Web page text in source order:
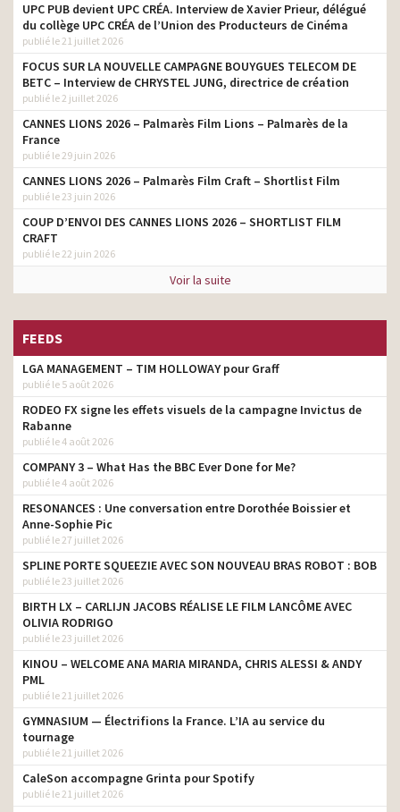
UPC PUB devient UPC CRÉA. Interview de Xavier Prieur, délégué
du collège UPC CRÉA de l’Union des Producteurs de Cinéma
publié le 21 juillet 2026
FOCUS SUR LA NOUVELLE CAMPAGNE BOUYGUES TELECOM DE
BETC – Interview de CHRYSTEL JUNG, directrice de création
publié le 2 juillet 2026
CANNES LIONS 2026 – Palmarès Film Lions – Palmarès de la
France
publié le 29 juin 2026
CANNES LIONS 2026 – Palmarès Film Craft – Shortlist Film
publié le 23 juin 2026
COUP D’ENVOI DES CANNES LIONS 2026 – SHORTLIST FILM
CRAFT
publié le 22 juin 2026
Voir la suite
FEEDS
LGA MANAGEMENT – TIM HOLLOWAY pour Graff
publié le 5 août 2026
RODEO FX signe les effets visuels de la campagne Invictus de
Rabanne
publié le 4 août 2026
COMPANY 3 – What Has the BBC Ever Done for Me?
publié le 4 août 2026
RESONANCES : Une conversation entre Dorothée Boissier et
Anne-Sophie Pic
publié le 27 juillet 2026
SPLINE PORTE SQUEEZIE AVEC SON NOUVEAU BRAS ROBOT : BOB
publié le 23 juillet 2026
BIRTH LX – CARLIJN JACOBS RÉALISE LE FILM LANCÔME AVEC
OLIVIA RODRIGO
publié le 23 juillet 2026
KINOU – WELCOME ANA MARIA MIRANDA, CHRIS ALESSI & ANDY
PML
publié le 21 juillet 2026
GYMNASIUM — Électrifions la France. L’IA au service du
tournage
publié le 21 juillet 2026
CaleSon accompagne Grinta pour Spotify
publié le 21 juillet 2026